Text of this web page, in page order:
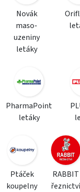
Novák
maso-
uzeniny
letáky
PharmaPoint
letáky
Ptáček
koupelny
RABBIT